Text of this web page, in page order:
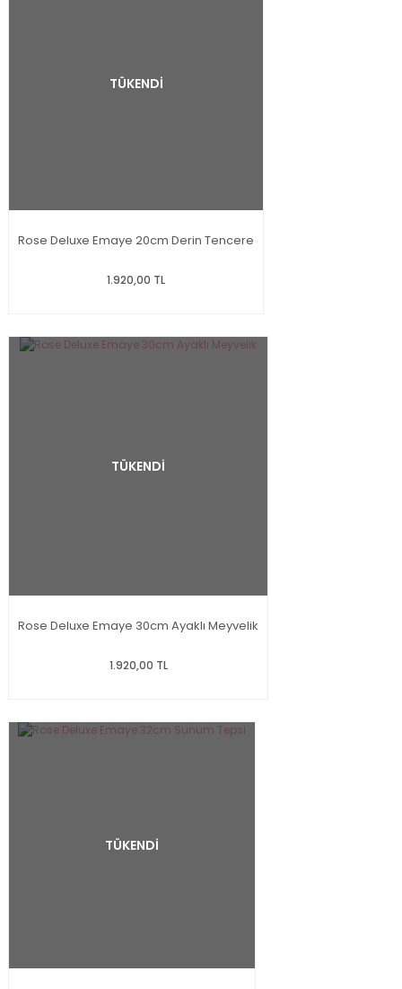
TÜKENDİ
Rose Deluxe Emaye 20cm Derin Tencere
1.920,00 TL
TÜKENDİ
Rose Deluxe Emaye 30cm Ayaklı Meyvelik
1.920,00 TL
TÜKENDİ